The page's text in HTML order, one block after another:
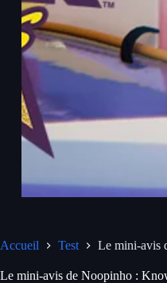
Accueil Test Le mini-avis
Le mini-avis de Noopinho :